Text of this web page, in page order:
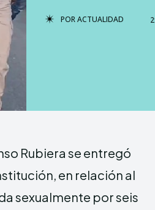
PORACTUALIDAD
Rubiera se entregó
en relación al
sexualmente por seis